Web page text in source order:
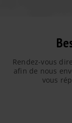
Rendez-vous
afin de nous
vous